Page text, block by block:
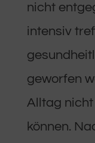
nicht
intensiv
geworfen
Alltag
können.